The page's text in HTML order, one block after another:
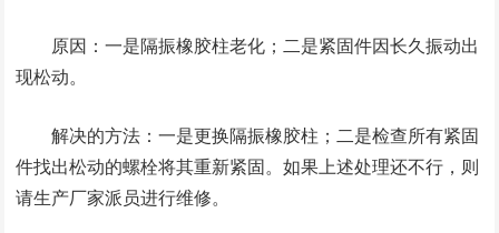
原因：一是隔振橡胶柱老化；二是紧固件因长久振动出
现松动。
解决的方法：一是更换隔振橡胶柱；二是检查所有紧固
件找出松动的螺栓将其重新紧固。如果上述处理还不行，则
请生产厂家派员进行维修。